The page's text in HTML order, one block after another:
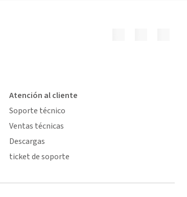
Atención al cliente
Soporte técnico
Ventas técnicas
Descargas
ticket de soporte